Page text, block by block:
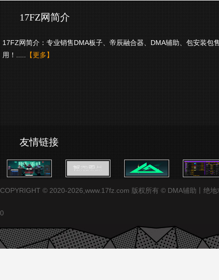
17FZ网简介
17FZ网简介：专业销售DMA板子、帝辰融合器、DMA辅助、包安装包
用！.....
【更多】
友情链接
COPYRIGHT © 2020-2026,www.17fz.com 版权所有 © DMA辅助丨绝
0